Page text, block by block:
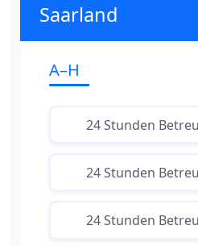
Saarland
A–H
24 Stunden
24 Stunden
24 Stunden